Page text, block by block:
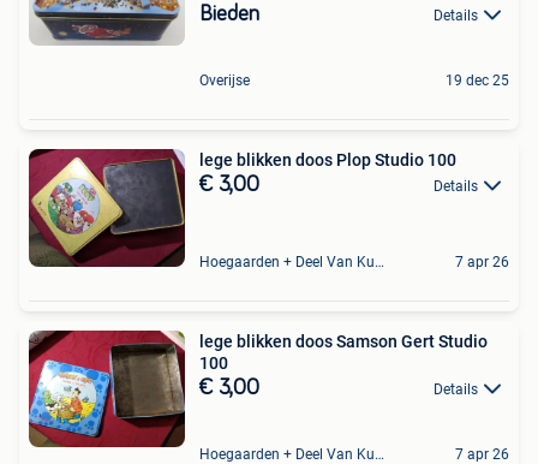
Bieden Details
Overijse 19 dec 25
lege blikken doos Plop Studio 100
€ 3,00 Details
Hoegaarden + Deel Van Kumtich + Deel Van Tienen 7 apr 26
lege blikken doos Samson Gert Studio
100
€ 3,00 Details
Hoegaarden + Deel Van Kumtich + Deel Van Tienen 7 apr 26